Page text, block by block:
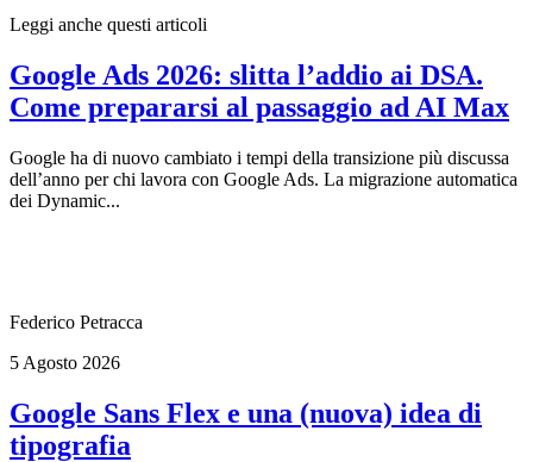
Leggi anche questi articoli
Google Ads 2026: slitta l’addio ai DSA.
Come prepararsi al passaggio ad AI Max
Google ha di nuovo cambiato i tempi della transizione più discussa
dell’anno per chi lavora con Google Ads. La migrazione automatica
dei Dynamic...
Federico Petracca
5 Agosto 2026
Google Sans Flex e una (nuova) idea di
tipografia